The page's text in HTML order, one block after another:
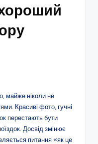
майже ніколи не
Красиві фото, гучні
перестають бути
Досвід змінює
питання «як це